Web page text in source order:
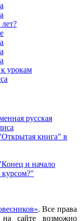
урокам
русская
книга" в
и начало
курсом?"
. Все права
сайте возможно